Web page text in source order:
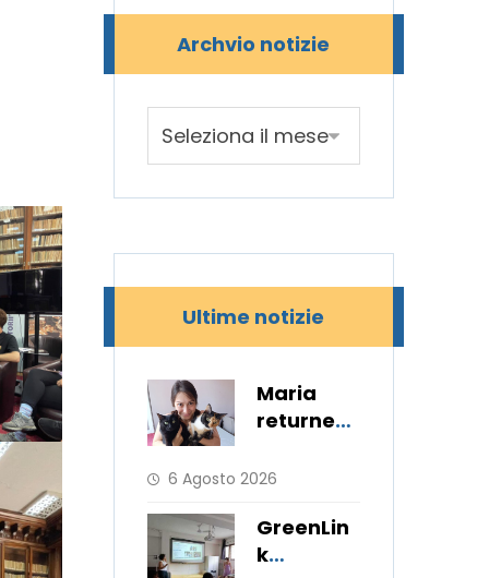
Archvio notizie
Ultime notizie
Maria
returned
hometow
months
6 Agosto 2026
GreenLin
k